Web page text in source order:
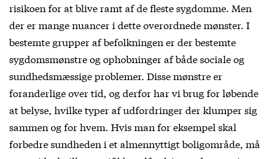
risikoen for at blive ramt af de fleste sygdomme. Men
der er mange nuancer i dette overordnede mønster. I
bestemte grupper af befolkningen er der bestemte
sygdomsmønstre og ophobninger af både sociale og
sundhedsmæssige problemer. Disse mønstre er
foranderlige over tid, og derfor har vi brug for løbende
at belyse, hvilke typer af udfordringer der klumper sig
sammen og for hvem. Hvis man for eksempel skal
forbedre sundheden i et almennyttigt boligområde, må